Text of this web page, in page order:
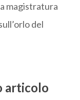
magistratura
del
articolo